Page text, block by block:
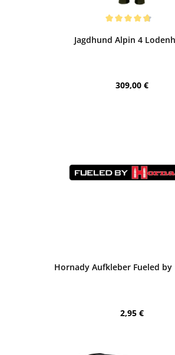
Jagdhund Alpin 4
Regulärer Preis:
309,00 €
Hornady Aufkleber Fueled
Regulärer
2,95 €